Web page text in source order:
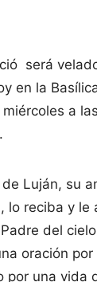
será
en la Basíli
a
Luján, su
lo reciba y le
del
oración por
por una vida